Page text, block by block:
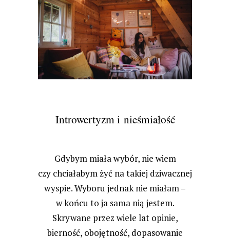
Introwertyzm i nieśmiałość
Gdybym miała wybór, nie wiem
czy chciałabym żyć na takiej dziwacznej
wyspie. Wyboru jednak nie miałam –
w końcu to ja sama nią jestem.
Skrywane przez wiele lat opinie,
bierność, obojętność, dopasowanie